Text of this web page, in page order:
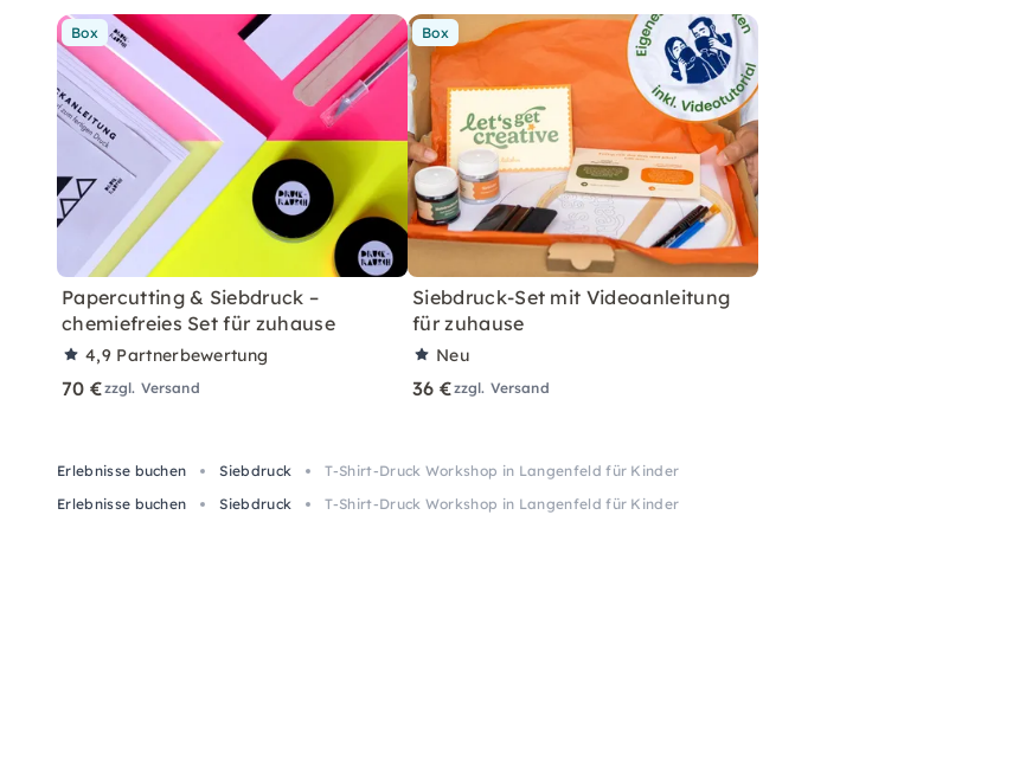
Box
Papercutting & Siebdruck –
chemiefreies Set für zuhause
4,9 Partnerbewertung
70 €zzgl. Versand
Box
Siebdruck-Set mit Videoanleitung
für zuhause
Neu
36 €zzgl. Versand
Erlebnisse buchen Siebdruck
T-Shirt-Druck Workshop in Langenfeld für Kinder
Erlebnisse buchen
Siebdruck T-Shirt-Druck Workshop in Langenfeld für Kinder